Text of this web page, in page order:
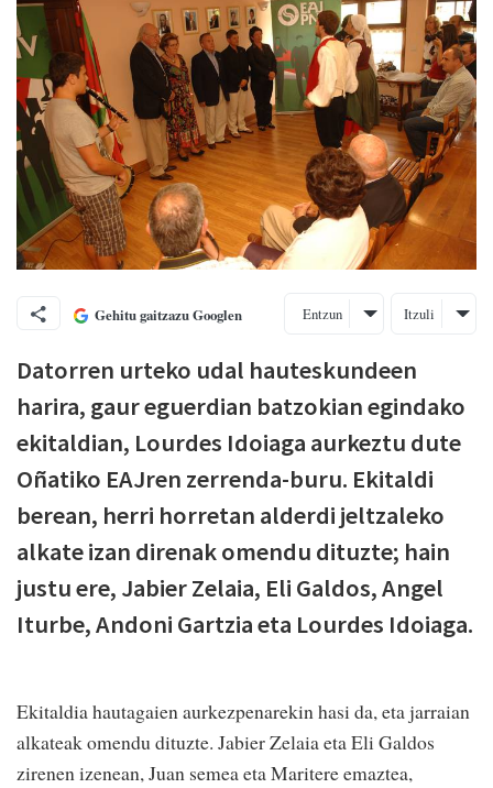
Gehitu gaitzazu Googlen Entzun Itzuli
Datorren urteko udal hauteskundeen
harira, gaur eguerdian batzokian egindako
ekitaldian, Lourdes Idoiaga aurkeztu dute
Oñatiko EAJren zerrenda-buru. Ekitaldi
berean, herri horretan alderdi jeltzaleko
alkate izan direnak omendu dituzte; hain
justu ere, Jabier Zelaia, Eli Galdos, Angel
Iturbe, Andoni Gartzia eta Lourdes Idoiaga.
Ekitaldia hautagaien aurkezpenarekin hasi da, eta jarraian
alkateak omendu dituzte. Jabier Zelaia eta Eli Galdos
zirenen izenean, Juan semea eta Maritere emaztea,